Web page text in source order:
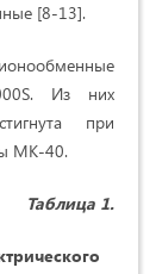
[8-13].
Из них
при
МК-40.
Таблица 1.